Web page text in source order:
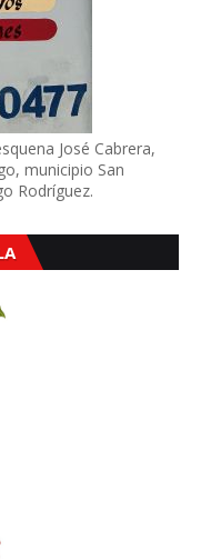
José Cabrera,
municipio San
Rodríguez.